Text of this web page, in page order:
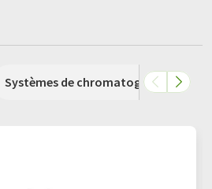
Systèmes de chromatographie